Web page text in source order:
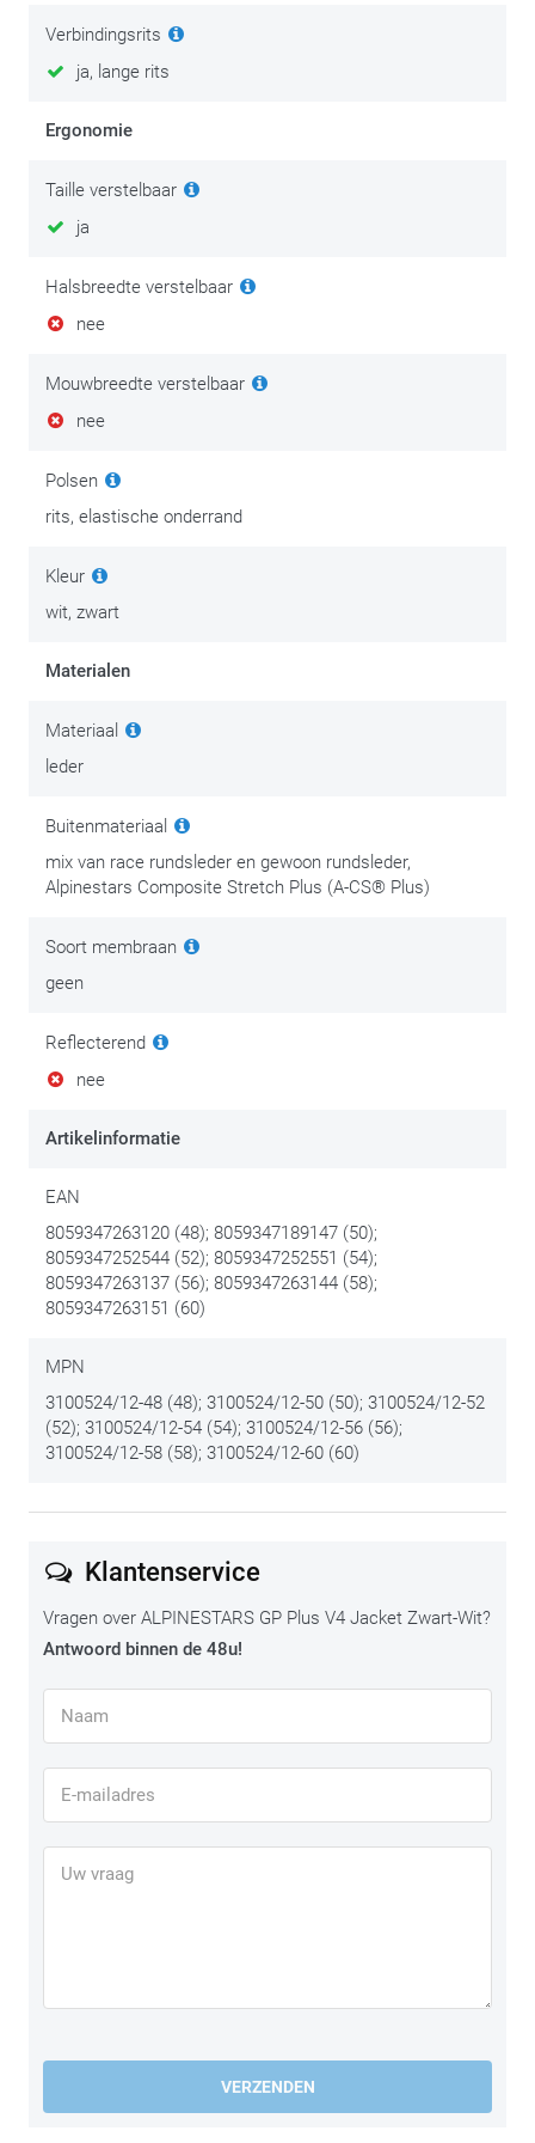
onderhoud ervan en geniet extra lang van je spullen.
Verbindingsrits
ja, lange rits
Ergonomie
Taille verstelbaar
ja
Halsbreedte verstelbaar
nee
Mouwbreedte verstelbaar
nee
Polsen
rits, elastische onderrand
Kleur
wit, zwart
Materialen
Materiaal
leder
Buitenmateriaal
mix van race rundsleder en gewoon rundsleder,
Alpinestars Composite Stretch Plus (A-CS® Plus)
Soort membraan
geen
Reflecterend
nee
Artikelinformatie
EAN
8059347263120 (48); 8059347189147 (50);
8059347252544 (52); 8059347252551 (54);
8059347263137 (56); 8059347263144 (58);
8059347263151 (60)
MPN
3100524/12-48 (48); 3100524/12-50 (50); 3100524/12-52
(52); 3100524/12-54 (54); 3100524/12-56 (56);
3100524/12-58 (58); 3100524/12-60 (60)
Klantenservice
Vragen over ALPINESTARS GP Plus V4 Jacket Zwart-Wit?
Antwoord binnen de 48u!
VERZENDEN